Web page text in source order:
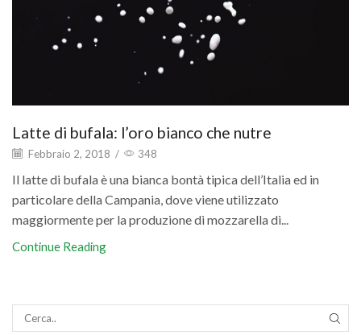
Latte di bufala: l’oro bianco che nutre
Febbraio 2, 2018 / 348
Il latte di bufala è una bianca bontà tipica dell’Italia ed in
particolare della Campania, dove viene utilizzato
maggiormente per la produzione di mozzarella di...
Continue Reading